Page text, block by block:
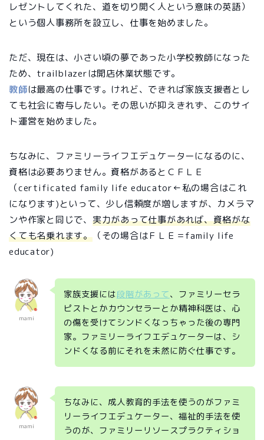
レゼントしてくれた、道を切り開く人という意味の英語）
という個人事務所を設立し、仕事を始めました。
ただ、現在は、小さい頃の夢であった小学校教師になった
ため、trailblazerは開店休業状態です。
教師は最高の仕事です。けれど、できれば家族支援者とし
ても社会に寄与したい。その思いが抑えきれず、このサイ
ト運営を始めました。
ちなみに、ファミリーライフエデュケーターになるのに、
資格は必要ありません。資格があるとＣＦＬＥ
（certificated family life educator←私の場合はこれ
になります)といって、少し信頼度が増しますが、カメラマ
ンや作家と同じで、 実力があって仕事があれば、資格がな
くても名乗れます。（その場合はＦＬＥ＝family life
educator)
mami
家族支援には段階があって、ファミリーセラ
ピストとかカウンセラーとか精神科医は、心
の傷を受けてシンドくなっちゃった後の専門
家。ファミリーライフエデュケーターは、シ
ンドくなる前にそれを未然に防ぐ仕事です。
mami
ちなみに、成人教育的手法を使うのがファミ
リーライフエデュケーター、福祉的手法を使
うのが、ファミリーリソースプラクティショ